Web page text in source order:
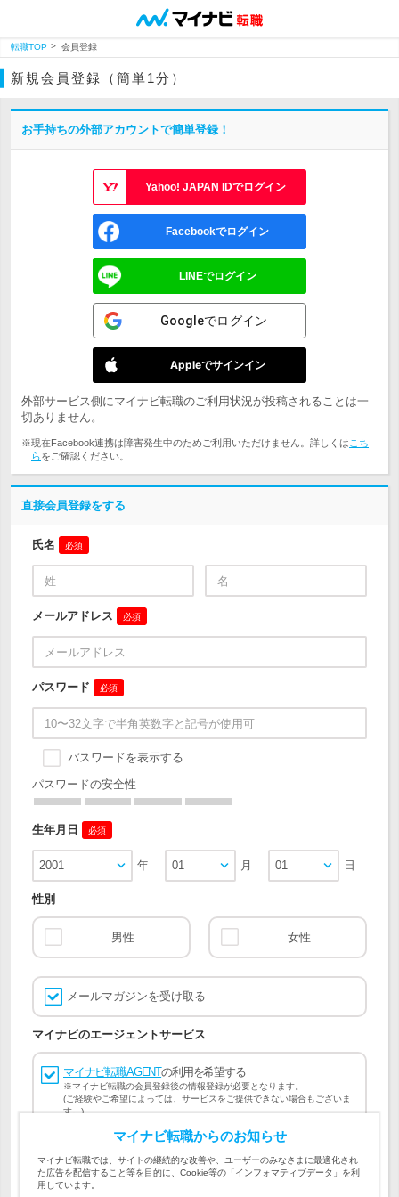
転職TOP 会員登録
新規会員登録（簡単1分）
お手持ちの外部アカウントで簡単登録！
Yahoo! JAPAN IDでログイン
Facebookでログイン
LINEでログイン
Googleでログイン
Appleでサインイン
外部サービス側にマイナビ転職のご利用状況が投稿されることは一
切ありません。
※現在Facebook連携は障害発生中のためご利用いただけません。詳しくは こち
らをご確認ください。
直接会員登録をする
氏名 必須
メールアドレス 必須
パスワード 必須
パスワードを表示する
パスワードの安全性
生年月日 必須
2001 年 01 月 01 日
性別
男性 女性
メールマガジンを受け取る
マイナビのエージェントサービス
マイナビ転職AGENTの利用を希望する
※マイナビ転職の会員登録後の情報登録が必要となります。
(ご経験やご希望によっては、サービスをご提供できない場合もございま
す。)
会員登録には マイナビ転職 会員規約
マイナビ転職AGENT
会員規約、マイナビ転職AGENT 個人情報の取り扱い および
個人情報の取り扱い
マイナビ転職からのお知らせ
マイナビ転職では、サイトの継続的な改善や、ユーザーのみなさまに最適化され
た広告を配信すること等を目的に、Cookie等の「インフォマティブデータ」を利
用しています。